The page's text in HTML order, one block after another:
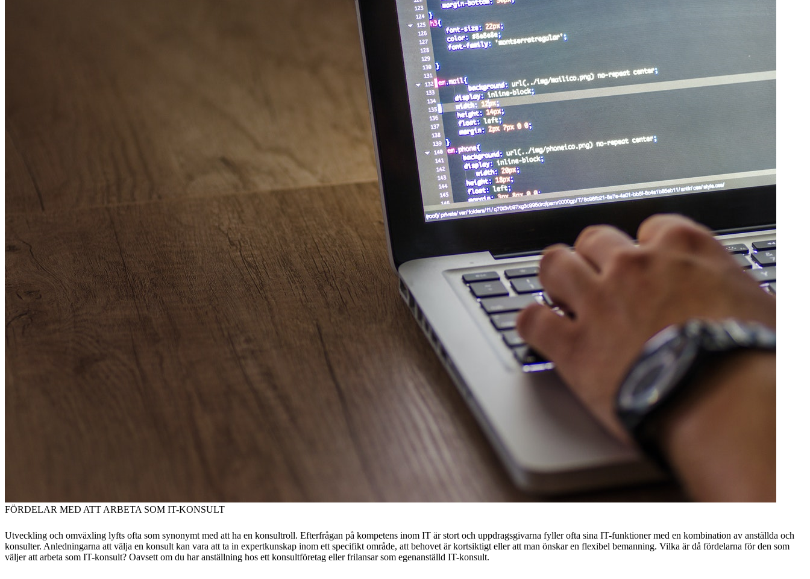
FÖRDELAR MED ATT ARBETA SOM IT-KONSULT
Utveckling och omväxling lyfts ofta som synonymt med att ha en konsultroll. Efterfrågan på kompetens inom IT är stort och uppdragsgivarna fyller ofta sina IT-funktioner med en kombination av anställda och
konsulter. Anledningarna att välja en konsult kan vara att ta in expertkunskap inom ett specifikt område, att behovet är kortsiktigt eller att man önskar en flexibel bemanning. Vilka är då fördelarna för den som
väljer att arbeta som IT-konsult? Oavsett om du har anställning hos ett konsultföretag eller frilansar som egenanställd IT-konsult.